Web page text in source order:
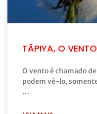
TÃPIYA, O VENTO
O vento é chamado
podem vê-lo,
…